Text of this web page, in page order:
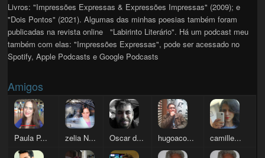
Livros: "Impressões Expressas & Expressões Impressas" (2009); e
"Dois Pontos" (2021). Algumas das minhas poesias também foram
publicadas na revista online "Labirinto Literário". Há um podcast meu
também com elas: "Impressões Expressas", pode ser acessado no
Spotify, Apple Podcasts e Google Podcasts
Amigos
Paula P... zelia N... Oscar d... hugoaco... camille...